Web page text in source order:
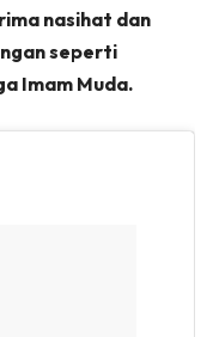
nasihat dan
seperti
Imam Muda.